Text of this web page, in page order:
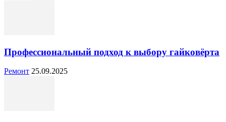
Профессиональный подход к выбору гайковёрта
Ремонт 25.09.2025